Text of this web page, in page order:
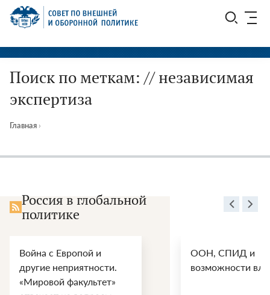
Перейти
СВОП
Поиск по меткам: // независимая
экспертиза
Главная ›
Россия в глобальной
политике
ООН, СПИД и
возможности влияния